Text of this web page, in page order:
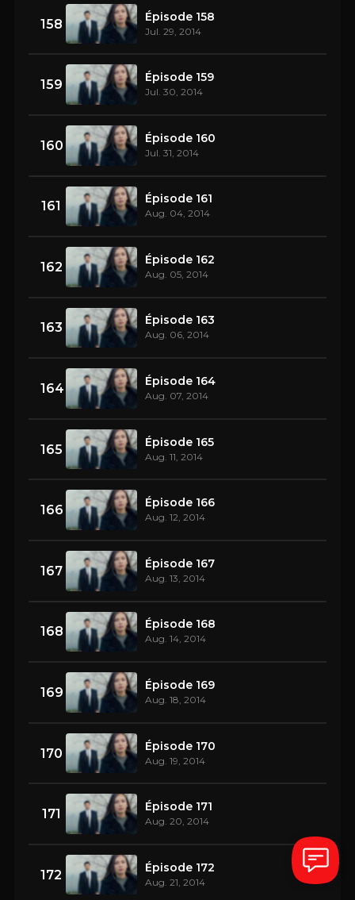
158 Épisode 158
Jul. 29, 2014
159 Épisode 159
Jul. 30, 2014
160 Épisode 160
Jul. 31, 2014
161 Épisode 161
Aug. 04, 2014
162 Épisode 162
Aug. 05, 2014
163 Épisode 163
Aug. 06, 2014
164 Épisode 164
Aug. 07, 2014
165 Épisode 165
Aug. 11, 2014
166 Épisode 166
Aug. 12, 2014
167 Épisode 167
Aug. 13, 2014
168 Épisode 168
Aug. 14, 2014
169 Épisode 169
Aug. 18, 2014
170 Épisode 170
Aug. 19, 2014
171 Épisode 171
Aug. 20, 2014
172 Épisode 172
Aug. 21, 2014